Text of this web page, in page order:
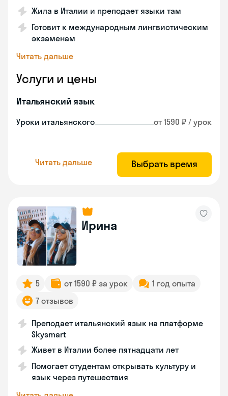
Жила в Италии и преподает языки там
Готовит к международным лингвистическим
экзаменам
Читать дальше
Услуги и цены
Итальянский язык
Уроки итальянского от 1590 ₽ / урок
Читать дальше Выбрать время
Ирина
5 от 1590 ₽ за урок
1 год опыта
7 отзывов
Преподает итальянский язык на платформе
Skysmart
Живет в Италии более пятнадцати лет
Помогает студентам открывать культуру и
язык через путешествия